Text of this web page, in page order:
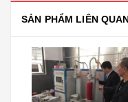
SẢN PHẨM LIÊN